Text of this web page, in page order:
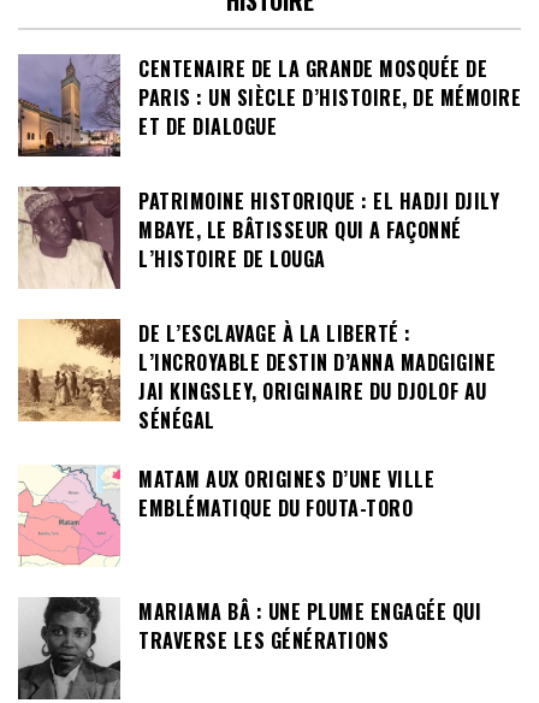
CENTENAIRE DE LA GRANDE MOSQUÉE DE
PARIS : UN SIÈCLE D’HISTOIRE, DE MÉMOIRE
ET DE DIALOGUE
PATRIMOINE HISTORIQUE : EL HADJI DJILY
MBAYE, LE BÂTISSEUR QUI A FAÇONNÉ
L’HISTOIRE DE LOUGA
DE L’ESCLAVAGE À LA LIBERTÉ :
L’INCROYABLE DESTIN D’ANNA MADGIGINE
JAI KINGSLEY, ORIGINAIRE DU DJOLOF AU
SÉNÉGAL
MATAM AUX ORIGINES D’UNE VILLE
EMBLÉMATIQUE DU FOUTA-TORO
MARIAMA BÂ : UNE PLUME ENGAGÉE QUI
TRAVERSE LES GÉNÉRATIONS